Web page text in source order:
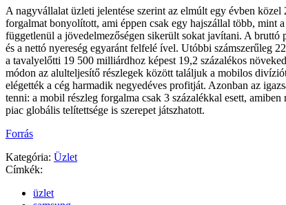
A nagyvállalat üzleti jelentése szerint az elmúlt egy évben
forgalmat bonyolított, ami éppen csak egy hajszállal több, mint
függetlenül a jövedelmezőségen sikerült sokat javítani. A bruttó
és a nettó nyereség egyaránt felfelé ível. Utóbbi számszerűleg
a tavalyelőtti 19 500 milliárdhoz képest 19,2 százalékos
módon az alulteljesítő részlegek között találjuk a mobilos
elégették a cég harmadik negyedéves profitját. Azonban az
tenni: a mobil részleg forgalma csak 3 százalékkal esett, amiben
piac globális telítettsége is szerepet játszhatott.
Forrás
Kategória: Üzlet
Címkék:
üzlet